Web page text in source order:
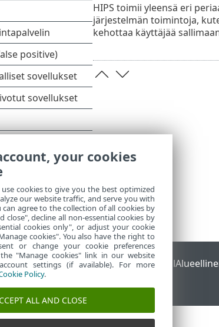
HIPS toimii yleensä eri
järjestelmän toimintoja,
kehottaa käyttäjää
ESET-foorumiESET Status Portal
r.o. – Kaikki oikeudet pidätetään.
your cookies
cookies to give you the best optimized
our website traffic, and serve you with
can agree to the collection of all cookies by
close", decline all non-essential cookies by
cookies only", or adjust your cookie
cookies". You also have the right to
or change your cookie preferences
"Manage cookies" link in our website
settings (if available). For more
Policy.
ALL AND CLOSE